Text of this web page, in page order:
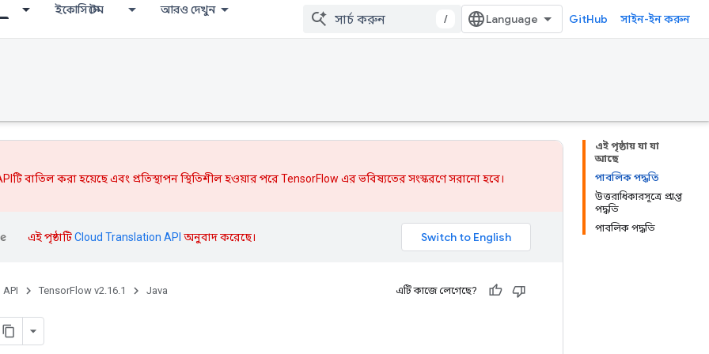
ইকোসিস্টেম আরও দেখুন
/ GitHub সাইন-ইন করুন
এই পৃষ্ঠায় যা যা
আছে
পাবলিক পদ্ধতি
উত্তরাধিকারসূত্রে প্রাপ্ত
পদ্ধতি
পাবলিক পদ্ধতি
বাতিল করা হয়েছে এবং প্রতিস্থাপনস্থিতিশীল হওয়ার পরে TensorFlow এর ভবিষ্যতের সংস্করণে সরানো হবে।
এই পৃষ্ঠাটিCloud Translation API অনুবাদ করেছে।
API TensorFlow v2.16.1 Java এটি কাজে লেগেছে?